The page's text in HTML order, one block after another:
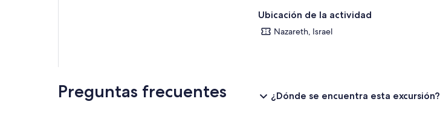
Ubicación de la actividad
Nazareth, Israel
Preguntas frecuentes ¿Dónde se encuentra esta excursión?